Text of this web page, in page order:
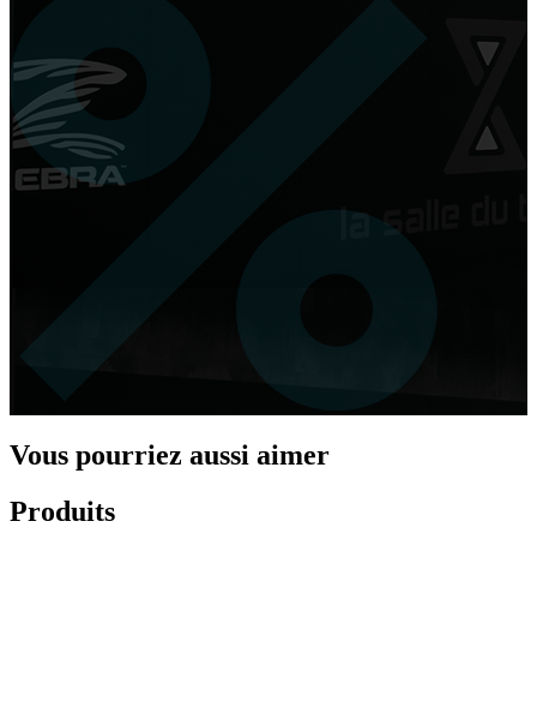
Vous pourriez aussi aimer
Produits